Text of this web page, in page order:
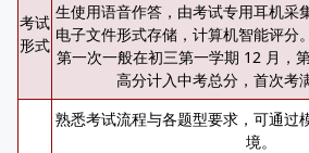
考试
形式
生使用语音作答，由考试专用耳机采
电子文件形式存储，计算机智能评分
第一次一般在初三第一学期 12 月，
高分计入中考总分，首次考
熟悉考试流程与各题型要求，可通过
境。